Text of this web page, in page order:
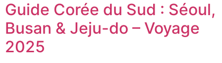
Guide Corée du Sud : Séoul,
Busan & Jeju-do – Voyage
2025